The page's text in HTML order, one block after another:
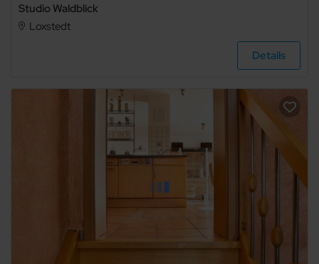
Studio Waldblick
Loxstedt
Details